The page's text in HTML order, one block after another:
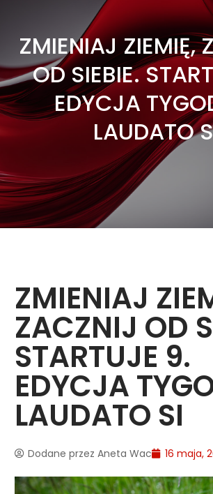
ZMIENIAJ ZIEMIĘ,
OD SIEBIE.
EDYCJA
LAUDATO
ZMIENIAJ
ZACZNIJ OD
STARTUJE 9.
EDYCJA
LAUDATO SI
Dodane przez Aneta Wac 16 maja,